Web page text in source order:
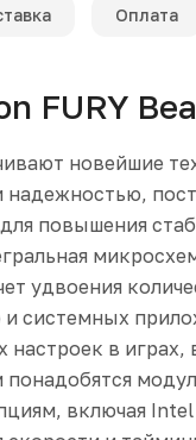
Оплата
FURY
новейшие
повышения
удвоения
системных
в
включая